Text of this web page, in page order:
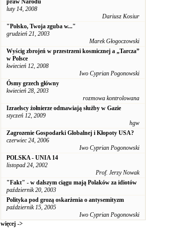
praw Narodu
luty 14, 2008
Dariusz Kosiur
"Polsko, Twoja zguba w..."
grudzień 21, 2003
Marek Głogoczowski
Wyścig zbrojeń w przestrzeni kosmicznej a „Tarcza”
w Polsce
kwiecień 12, 2008
Iwo Cyprian Pogonowski
Ósmy grzech główny
kwiecień 28, 2003
rozmowa kontrolowana
Izraelscy żołnierze odmawiają służby w Gazie
styczeń 12, 2009
hgw
Zagrozenie Gospodarki Globalnej i Kłopoty USA?
czerwiec 24, 2006
Iwo Cyprian Pogonowski
POLSKA - UNIA 14
listopad 24, 2002
Prof. Jerzy Nowak
"Fakt" - w dalszym ciągu mają Polaków za idiotów
październik 20, 2003
Polityka pod grozą oskarżenia o antysemityzm
październik 15, 2005
Iwo Cyprian Pogonowski
więcej ->